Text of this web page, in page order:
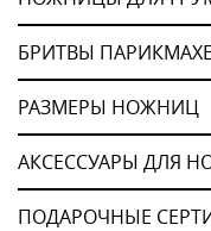
БРИТВЫ
РАЗМЕРЫ НОЖНИЦ
АКСЕССУАРЫ ДЛЯ
ПОДАРОЧНЫЕ